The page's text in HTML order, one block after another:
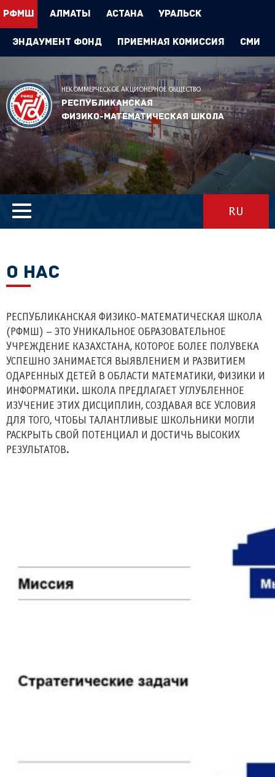
РФМШ Алматы Астана Уральск
Эндаумент Фонд Приемная комиссия СМИ
НЕКОММЕРЧЕСКОЕ АКЦИОНЕРНОЕ ОБЩЕСТВО
Республиканская
физико-математическая школа
RU
О НАС
РЕСПУБЛИКАНСКАЯ ФИЗИКО-МАТЕМАТИЧЕСКАЯ ШКОЛА
(РФМШ) – ЭТО УНИКАЛЬНОЕ ОБРАЗОВАТЕЛЬНОЕ
УЧРЕЖДЕНИЕ КАЗАХСТАНА, КОТОРОЕ БОЛЕЕ ПОЛУВЕКА
УСПЕШНО ЗАНИМАЕТСЯ ВЫЯВЛЕНИЕМ И РАЗВИТИЕМ
ОДАРЕННЫХ ДЕТЕЙ В ОБЛАСТИ МАТЕМАТИКИ, ФИЗИКИ И
ИНФОРМАТИКИ. ШКОЛА ПРЕДЛАГАЕТ УГЛУБЛЕННОЕ
ИЗУЧЕНИЕ ЭТИХ ДИСЦИПЛИН, СОЗДАВАЯ ВСЕ УСЛОВИЯ
ДЛЯ ТОГО, ЧТОБЫ ТАЛАНТЛИВЫЕ ШКОЛЬНИКИ МОГЛИ
РАСКРЫТЬ СВОЙ ПОТЕНЦИАЛ И ДОСТИЧЬ ВЫСОКИХ
РЕЗУЛЬТАТОВ.